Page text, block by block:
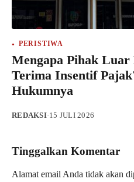
PERISTIWA
Mengapa Pihak Luar
Terima Insentif
Hukumnya
REDAKSI·15 JULI 2026
Tinggalkan Komentar
Alamat email Anda tidak akan